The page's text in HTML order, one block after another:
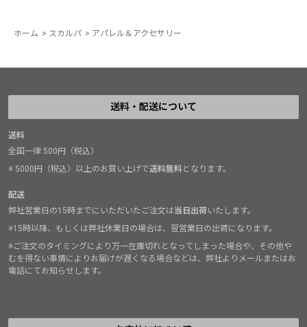
ホーム > スカルパ > アパレル＆アクセサリー
送料・配送について
送料
全国一律 500円（税込）
※ 5000円（税込）以上のお買い上げで送料無料となります。
配送
弊社営業日の15時までにいただいたご注文は当日出荷いたします。
※15時以降、もしくは弊社休業日の場合は、翌営業日の出荷になります。
※ご注文のタイミングにより万一在庫切れとなってしまった場合や、その他や
むを得ない事情によりお届けが遅くなる場合などは、弊社よりメールまたはお
電話にてお知らせします。